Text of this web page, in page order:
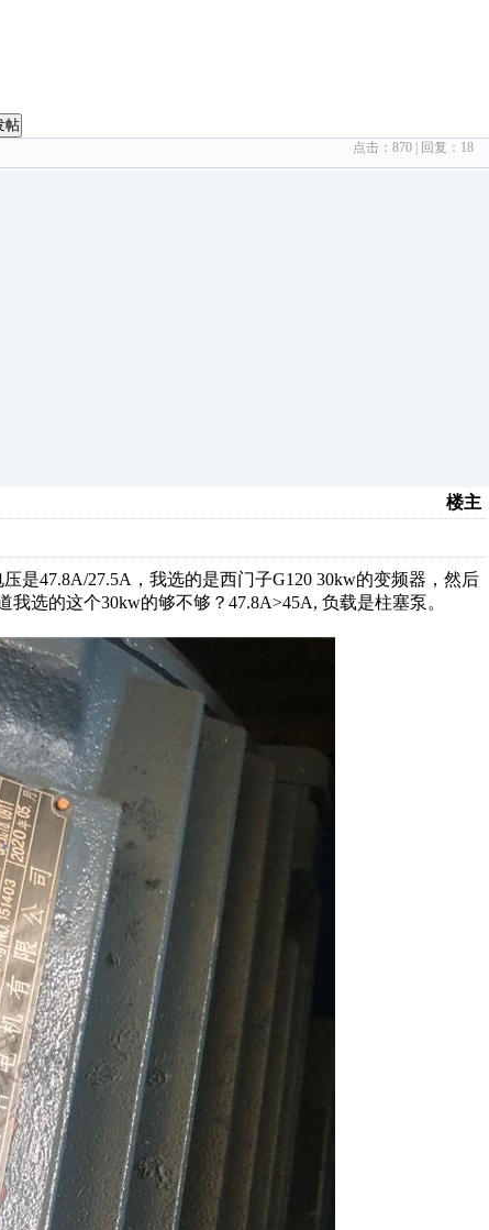
帖
点击： 870 | 回复： 18
楼主
是47.8A/27.5A，我选的是西门子G120 30kw的变频器，然后
选的这个30kw的够不够？47.8A>45A, 负载是柱塞泵。